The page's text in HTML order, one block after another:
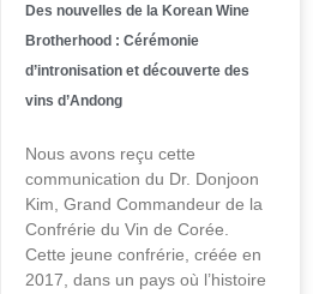
Des nouvelles de la Korean Wine
Brotherhood : Cérémonie
d’intronisation et découverte des
vins d’Andong
Nous avons reçu cette
communication du Dr. Donjoon
Kim, Grand Commandeur de la
Confrérie du Vin de Corée.
Cette jeune confrérie, créée en
2017, dans un pays où l’histoire